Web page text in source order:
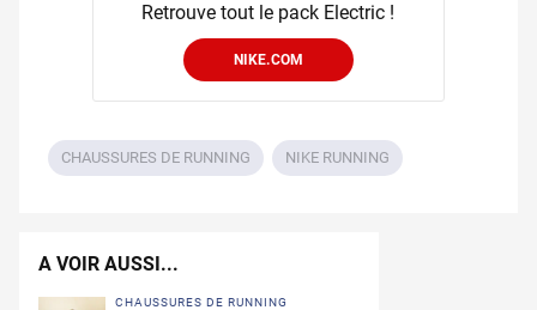
Retrouve tout le pack Electric !
NIKE.COM
CHAUSSURES DE RUNNING NIKE RUNNING
A VOIR AUSSI...
CHAUSSURES DE RUNNING